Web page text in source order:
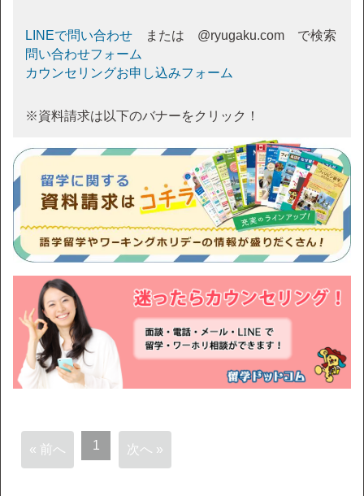
LINEで問い合わせ または @ryugaku.com で検索
問い合わせフォーム
カウンセリングお申し込みフォーム
※資料請求は以下のバナーをクリック！
« 前へ 1 次へ »